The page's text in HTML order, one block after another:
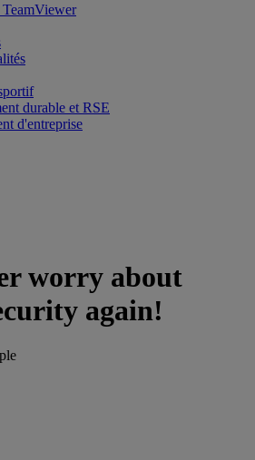
durable et RSE
d'entreprise
worry about
again!